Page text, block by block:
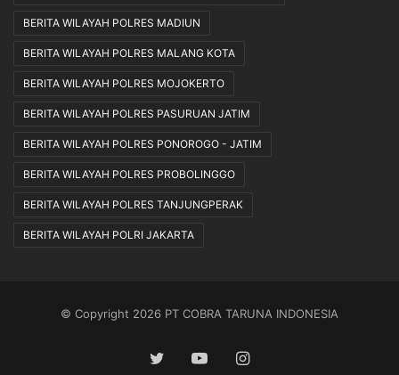
BERITA WILAYAH POLRES MADIUN
BERITA WILAYAH POLRES MALANG KOTA
BERITA WILAYAH POLRES MOJOKERTO
BERITA WILAYAH POLRES PASURUAN JATIM
BERITA WILAYAH POLRES PONOROGO - JATIM
BERITA WILAYAH POLRES PROBOLINGGO
BERITA WILAYAH POLRES TANJUNGPERAK
BERITA WILAYAH POLRI JAKARTA
© Copyright 2026 PT COBRA TARUNA INDONESIA
TwitterYouTubeInstagram